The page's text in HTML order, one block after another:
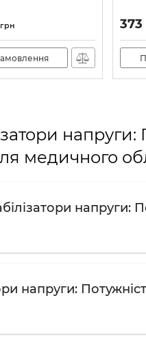
грн
медичного
напруги:
напруги: